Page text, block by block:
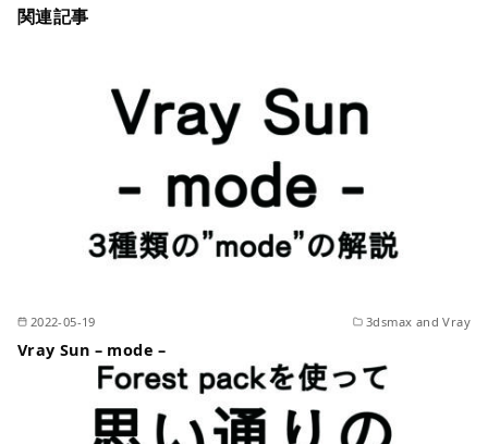
関連記事
2022-05-19 3dsmax and Vray
Vray Sun – mode –